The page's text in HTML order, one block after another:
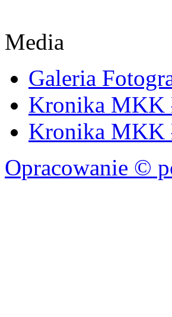
Media
Galeria
Kronika MKK
Kronika MKK
Opracowanie ©